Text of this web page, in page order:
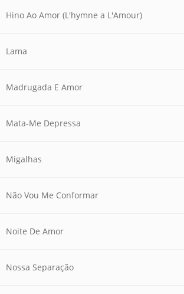
Hino Ao Amor (L'hymne a L'Amour)
Lama
Madrugada E Amor
Mata-Me Depressa
Migalhas
Não Vou Me Conformar
Noite De Amor
Nossa Separação